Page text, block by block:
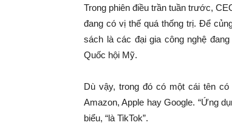
Trong phiên điều trần tuần trước,
đang có vị thế quá thống trị. Để
sách là các đại gia công nghệ
Quốc hội Mỹ.
Dù vậy, trong đó có một cái tên
Amazon, Apple hay Google. “Ứng
biểu, “là TikTok”.